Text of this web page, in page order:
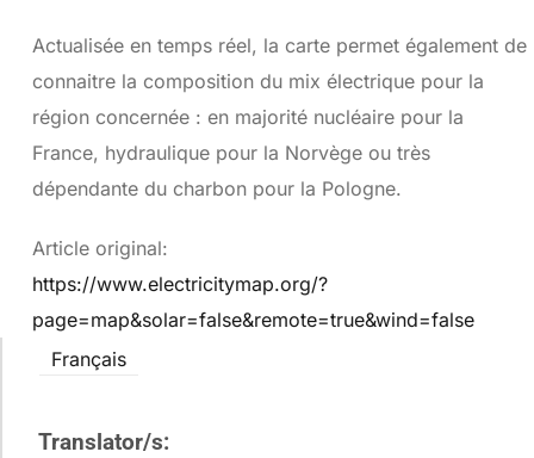
Actualisée en temps réel, la carte permet également de
connaitre la composition du mix électrique pour la
région concernée : en majorité nucléaire pour la
France, hydraulique pour la Norvège ou très
dépendante du charbon pour la Pologne.
Article original:
https://www.electricitymap.org/?
page=map&solar=false&remote=true&wind=false
Français
Translator/s: